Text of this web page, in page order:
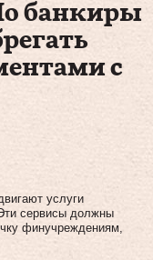
банкиры
с
услуги
сервисы должны
финучреждениям,